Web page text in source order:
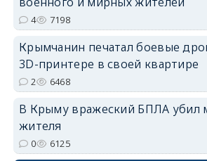
4 7198
Крымчанин печатал боевые
3D-принтере в своей квартире
2 6468
В Крыму вражеский БПЛА убил
жителя
0 6125